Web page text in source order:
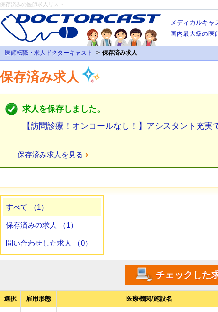
保存済みの医師求人リスト
メディカルキャ
国内最大級の医
医師転職・求人ドクターキャスト 保存済み求人
保存済み求人
求人を保存しました。
【訪問診療！オンコールなし！】アシスタント充
保存済み求人を見る ›
すべて （1）
保存済みの求人 （1）
問い合わせした求人 （0）
選択 雇用形態 医療機関/施設名